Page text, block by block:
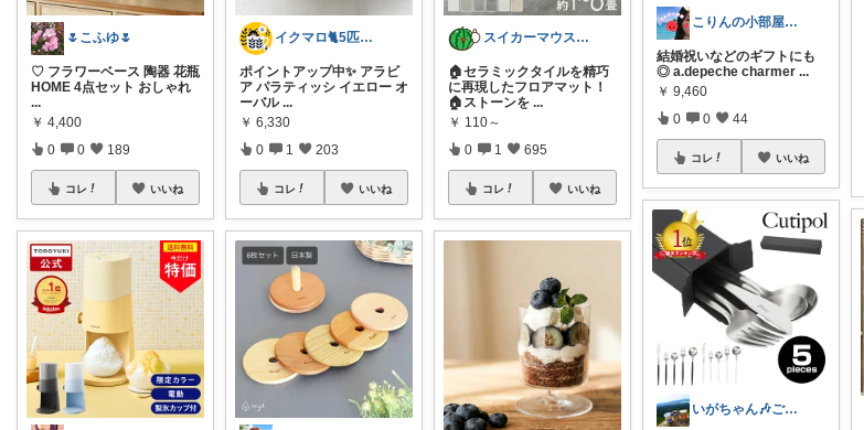
🌷こふゆ🌷
♡ フラワーベース 陶器 花瓶
HOME 4点セット おしゃれ
...
￥ 4,400
0 0 189
コレ いいね
イクマロ🐈5匹の猫とおうちカフェ☕️
ポイントアップ中✨ アラビ
ア パラティッシ イエロー オ
ーバル ...
￥ 6,330
0 1 203
コレ いいね
スイカーマウス🍉🐭
🏠セラミックタイルを精巧
に再現したフロアマット！
🏠ストーンを ...
￥ 110～
0 1 695
コレ いいね
こりんの小部屋🍎ひとりっ子ママ｜朝コレ
結婚祝いなどのギフトにも
◎ a.depeche charmer ...
￥ 9,460
0 0 44
コレ いいね
いがちゃん🎶ご購入感謝です🎶